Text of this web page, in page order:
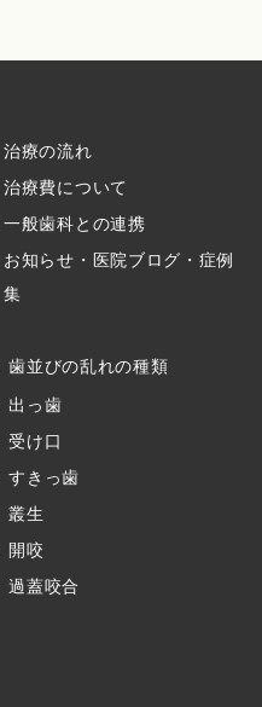
治療の流れ
治療費について
一般歯科との連携
お知らせ・医院ブログ・症例
集
歯並びの乱れの種類
出っ歯
受け口
すきっ歯
叢生
開咬
過蓋咬合